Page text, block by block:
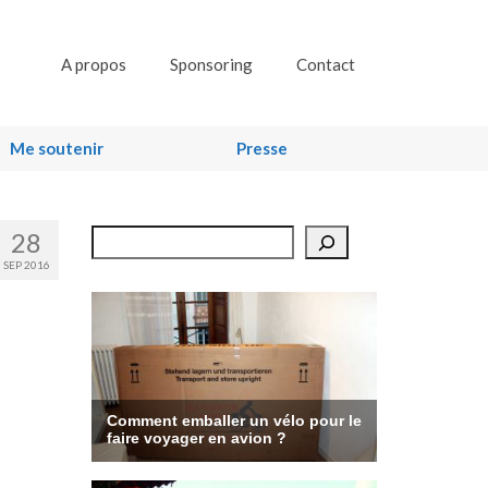
A propos Sponsoring Contact
Me soutenir Presse
28
SEP 2016